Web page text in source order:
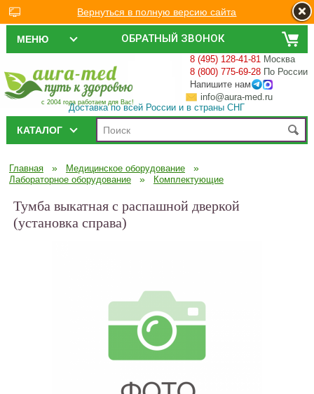
ОБРАТНЫЙ ЗВОНОК
МЕНЮ
с 2004 года работаем для Вас!
8 (495) 128-41-81 Москва
8 (800) 775-69-28 По России
Напишите нам
info@aura-med.ru
Доставка по всей России и в страны СНГ
КАТАЛОГ
Главная » Медицинское оборудование »
Лабораторное оборудование » Комплектующие
Тумба выкатная с распашной дверкой
(установка справа)
Вернуться в полную версию сайта